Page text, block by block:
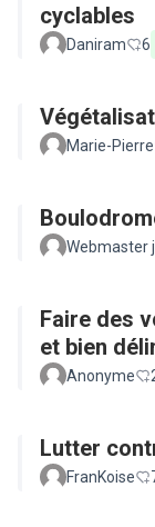
cyclables
Daniram 6
Marie-Pierre
Webmaster
Faire des
et bien
Anonyme
Lutter
FranKoise